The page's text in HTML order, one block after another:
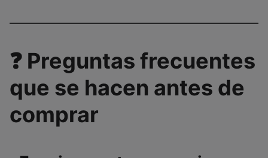
❓ Preguntas frecuentes
que se hacen antes de
comprar